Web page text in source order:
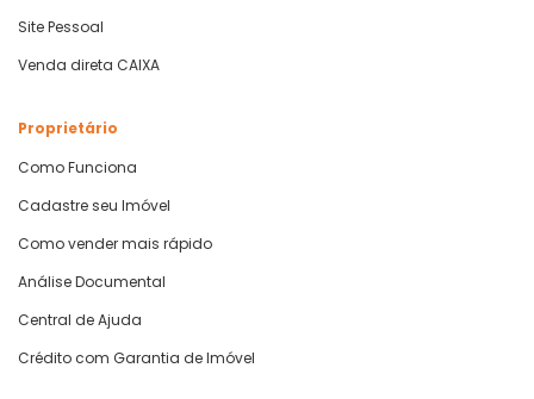
Site Pessoal
Venda direta CAIXA
Proprietário
Como Funciona
Cadastre seu Imóvel
Como vender mais rápido
Análise Documental
Central de Ajuda
Crédito com Garantia de Imóvel